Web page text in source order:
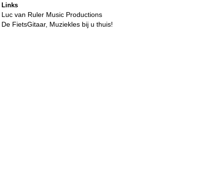
Links
Luc van Ruler Music Productions
De FietsGitaar, Muziekles bij u thuis!